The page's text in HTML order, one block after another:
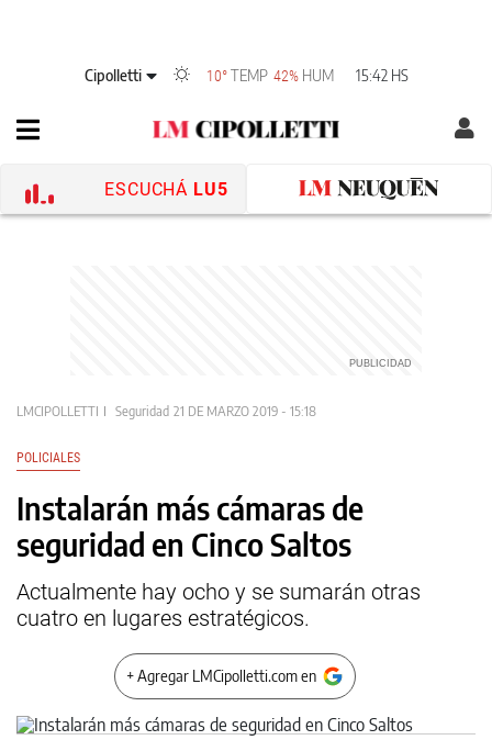
Cipolletti 10° TEMP 42% HUM 15:42 HS
ESCUCHÁ LU5
LMCIPOLLETTI Seguridad 21 DE MARZO 2019 - 15:18
POLICIALES
Instalarán más cámaras de
seguridad en Cinco Saltos
Actualmente hay ocho y se sumarán otras
cuatro en lugares estratégicos.
+ Agregar LMCipolletti.com en